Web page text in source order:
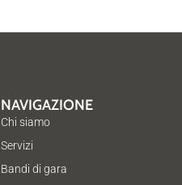
NAVIGAZIONE
Chi siamo
Servizi
Bandi di gara